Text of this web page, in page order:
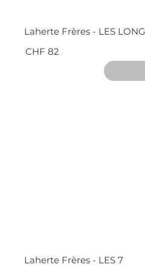
Laherte Frères - LES
CHF 82
Laherte Frères - LES 7